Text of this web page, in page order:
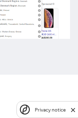
Privacy notice